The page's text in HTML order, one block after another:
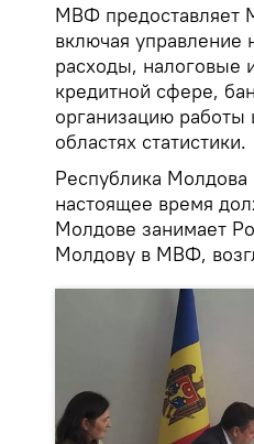
МВФ предоставляет
включая управление
расходы, налоговые
кредитной сфере,
организацию работы
областях статистики.
Республика Молдова
настоящее время
Молдове занимает
Молдову в МВФ,